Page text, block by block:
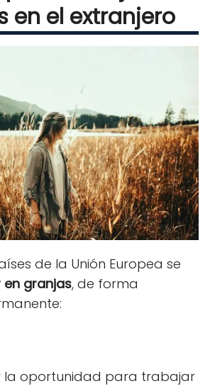
en el extranjero
de la Unión Europea se
granjas, de forma
la oportunidad para trabajar